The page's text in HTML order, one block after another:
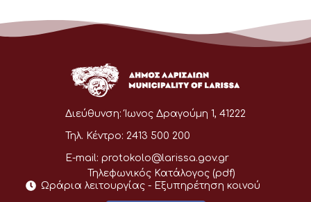
Διεύθυνση: Ίωνος Δραγούμη 1, 41222
Τηλ. Κέντρο: 2413 500 200
E-mail: protokolo@larissa.gov.gr
Τηλεφωνικός Κατάλογος (pdf)
Ωράρια λειτουργίας - Eξυπηρέτηση κοινού